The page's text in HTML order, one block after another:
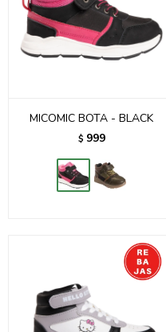
MICOMIC BOTA - BLACK
$ 999